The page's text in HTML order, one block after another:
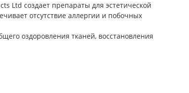
Ltd создает препараты для эстетической
отсутствие аллергии и побочных
оздоровления тканей, восстановления